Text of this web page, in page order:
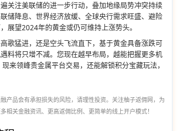
关注美联储的进一步行动，叠加地缘局势冲突持续
储降息、世界经济放缓、全球央行需求旺盛、避险
展望2024年的黄金或仍可维持上涨势头。
歌猛进，还是空头飞流直下，基于黄金具备涨跌可
料将只增不减。您现在越早布局，越能把握更多机
来领峰贵金属平台交易，还能解锁积分宝藏玩法，
产品会有承担损失的风险，请理性投资。关注柚子返佣网，为
相关金融资讯、更高返佣比例、更简单的线上开户模式！